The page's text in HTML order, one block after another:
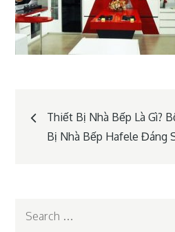
Post
navigation
Thiết Bị Nhà Bếp Là Gì?
Bị Nhà Bếp Hafele Đáng
Search